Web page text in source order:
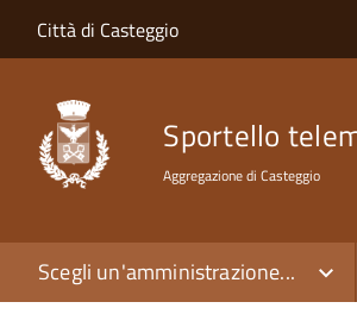
Salta al contenuto principale
Skip to site navigation
Città di Casteggio
Sportello
Aggregazione di Casteggio
Scegli un'amministrazione...